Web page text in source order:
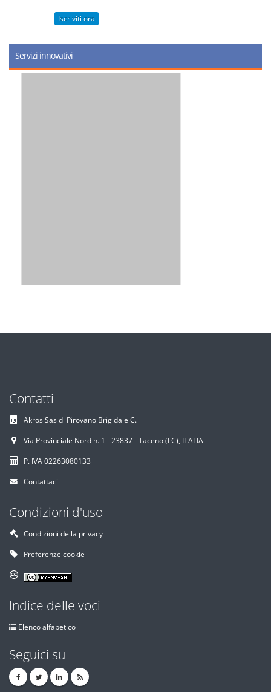
Iscriviti ora
Servizi innovativi
Contatti
Akros Sas di Pirovano Brigida e C.
Via Provinciale Nord n. 1 - 23837 - Taceno (LC), ITALIA
P. IVA 02263080133
Contattaci
Condizioni d'uso
Condizioni della privacy
Preferenze cookie
Indice delle voci
Elenco alfabetico
Seguici su